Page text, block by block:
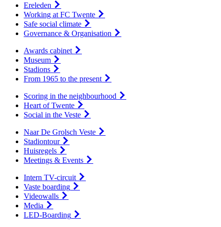
Ereleden
Working at FC Twente
Safe social climate
Governance & Organisation
Awards cabinet
Museum
Stadions
From 1965 to the present
Scoring in the neighbourhood
Heart of Twente
Social in the Veste
Naar De Grolsch Veste
Stadiontour
Huisregels
Meetings & Events
Intern TV-circuit
Vaste boarding
Videowalls
Media
LED-Boarding